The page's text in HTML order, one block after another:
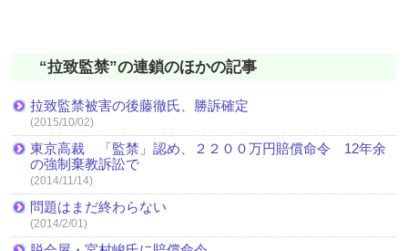
“拉致監禁”の連鎖のほかの記事
拉致監禁被害の後藤徹氏、勝訴確定
(2015/10/02)
東京高裁 「監禁」認め、２２００万円賠償命令 12年余
の強制棄教訴訟で
(2014/11/14)
問題はまだ終わらない
(2014/2/01)